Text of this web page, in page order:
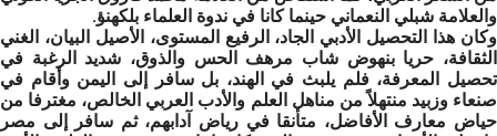
والعلامة شبلي النعماني حينما كانا في ندوة العلماء بلكهنؤ.
وكان هذا التحصيل الأدبي الجاد، الرفيع المستوى، الأصيل البيان، الغني
الثقافة، حريا بنهوض شاب مرهف الحس والذوق، شديد الرغبة في
تحصيل المعرفة، فلم يلبث في الهند، بل سافر إلى اليمن وأقام في
صنعاء وزبيد منتهلاً من مناهل العلم والأدب العربي الخالص، مغترفا من
حياض معارف الأفاضل، متأنقا في رياض آدابهم، ثم سافر إلى مصر